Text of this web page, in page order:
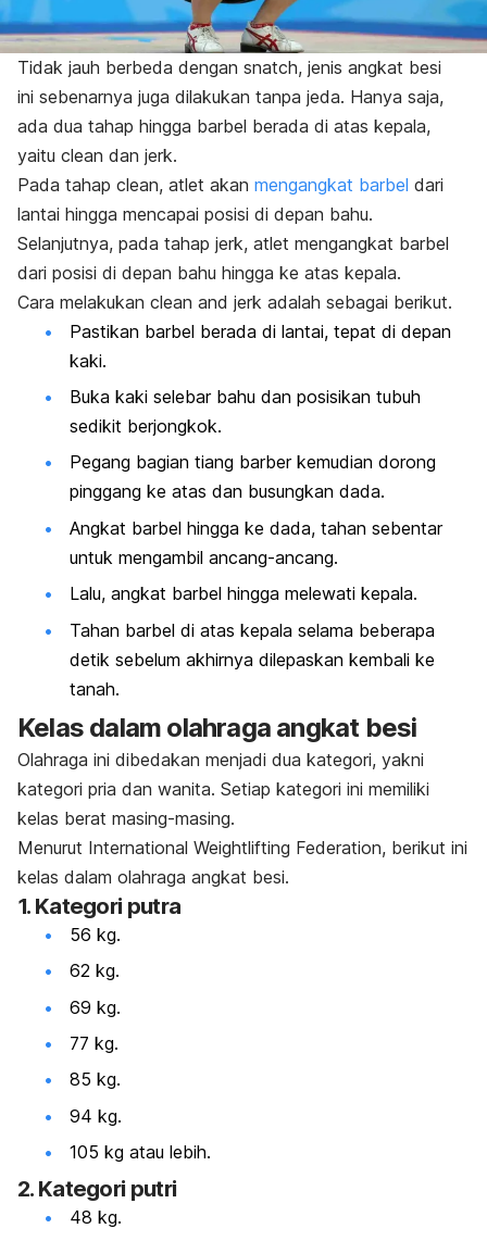
Tidak jauh berbeda dengan snatch, jenis angkat besi
ini sebenarnya juga dilakukan tanpa jeda. Hanya saja,
ada dua tahap hingga barbel berada di atas kepala,
yaitu clean dan jerk.
Pada tahap clean, atlet akan mengangkat barbel dari
lantai hingga mencapai posisi di depan bahu.
Selanjutnya, pada tahap jerk, atlet mengangkat barbel
dari posisi di depan bahu hingga ke atas kepala.
Cara melakukan clean and jerk adalah sebagai berikut.
Pastikan barbel berada di lantai, tepat di depan
kaki.
Buka kaki selebar bahu dan posisikan tubuh
sedikit berjongkok.
Pegang bagian tiang barber kemudian dorong
pinggang ke atas dan busungkan dada.
Angkat barbel hingga ke dada, tahan sebentar
untuk mengambil ancang-ancang.
Lalu, angkat barbel hingga melewati kepala.
Tahan barbel di atas kepala selama beberapa
detik sebelum akhirnya dilepaskan kembali ke
tanah.
Kelas dalam olahraga angkat besi
Olahraga ini dibedakan menjadi dua kategori, yakni
kategori pria dan wanita. Setiap kategori ini memiliki
kelas berat masing-masing.
Menurut International Weightlifting Federation, berikut ini
kelas dalam olahraga angkat besi.
1. Kategori putra
56 kg.
62 kg.
69 kg.
77 kg.
85 kg.
94 kg.
105 kg atau lebih.
2. Kategori putri
48 kg.